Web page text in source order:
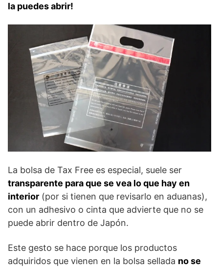
la puedes abrir!
La bolsa de Tax Free es especial, suele ser
transparente para que se vea lo que hay en
interior (por si tienen que revisarlo en aduanas),
con un adhesivo o cinta que advierte que no se
puede abrir dentro de Japón.
Este gesto se hace porque los productos
adquiridos que vienen en la bolsa sellada no se